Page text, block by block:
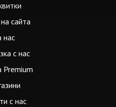
сайта
нас
с нас
Premium
с нас